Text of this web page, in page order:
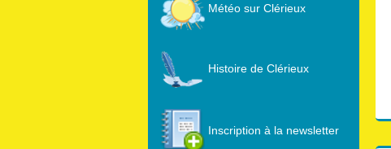
Météo sur Clérieux
Histoire de Clérieux
Inscription à la newsletter